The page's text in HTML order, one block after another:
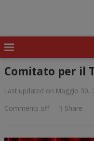
Comitato per il
Last updated on Maggio 30,
Comments off
Share